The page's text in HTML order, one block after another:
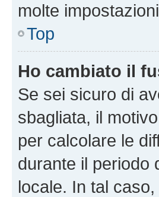
molte
Top
Ho cambiato il
Se sei sicuro di
sbagliata, il
per calcolare le
durante il periodo
locale. In tal